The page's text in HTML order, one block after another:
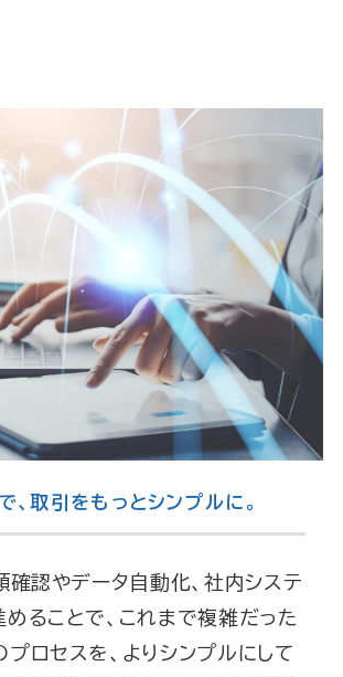
、取引をもっとシンプルに。
認やデータ自動化、社内システ
めることで、これまで複雑だった
ロセスを、 よりシンプルにして